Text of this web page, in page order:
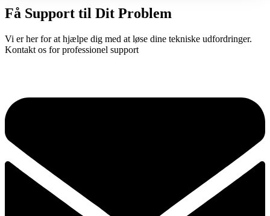
Få Support til Dit Problem
Vi er her for at hjælpe dig med at løse dine tekniske udfordringer.
Kontakt os for professionel support